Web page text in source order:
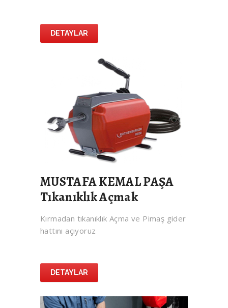
DETAYLAR
MUSTAFA KEMAL PAŞA
Tıkanıklık Açmak
Kırmadan tıkanıklık Açma ve Pimaş gider
hattını açıyoruz
DETAYLAR